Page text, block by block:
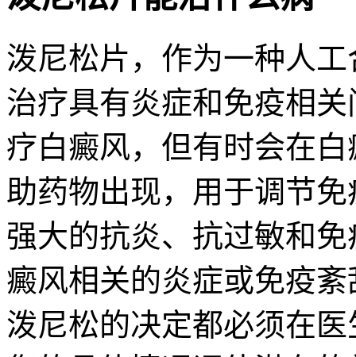
泼尼松片，作为一种人
治疗具有炎症和免疫相
疗白癜风，但有时会在
助药物出现，用于调节
强大的抗炎、抗过敏和
癜风相关的炎症或免疫
泼尼松的决定都必须在